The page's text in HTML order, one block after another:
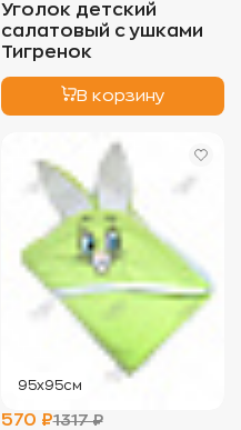
Уголок детский
салатовый с ушками
Тигренок
В корзину
95х95см
570 ₽1317 ₽